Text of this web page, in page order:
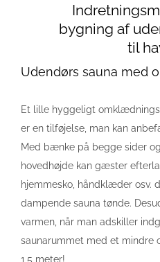
bygning af
til
Udendørs sauna med
Et lille hyggeligt
er en tilføjelse, man kan
Med bænke på begge sider
hovedhøjde kan gæster
hjemmesko, håndklæder osv.
dampende sauna tønde.
varmen, når man adskiller
saunarummet med et mindre
1,5 meter!